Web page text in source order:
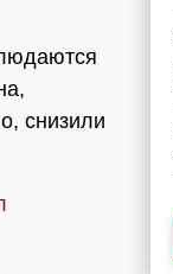
снизили